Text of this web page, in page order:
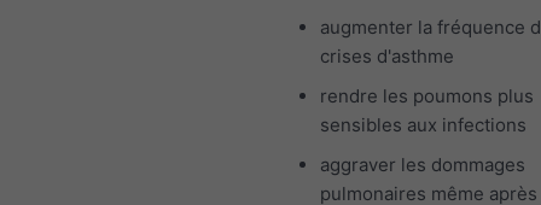
augmenter la fréquence
crises d'asthme
rendre les poumons plus
sensibles aux infections
aggraver les dommages
pulmonaires même après